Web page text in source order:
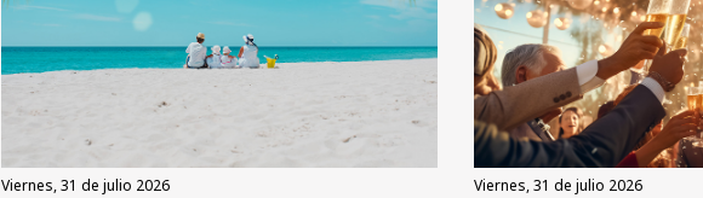
viernes, 31 de julio 2026 viernes, 31 de julio 2026